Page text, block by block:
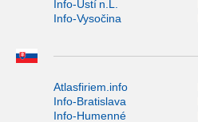
Info-Ústí n.L.
Info-Vysočina
Atlasfiriem.info
Info-Bratislava
Info-Humenné